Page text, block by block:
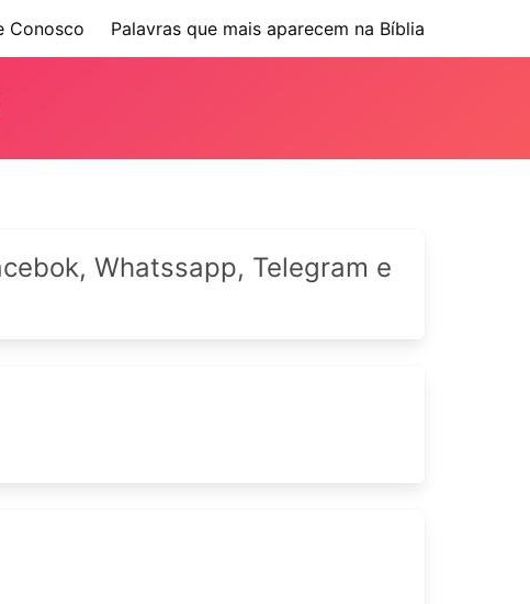
Conosco Palavras que mais aparecem na Bíblia
Whatssapp, Telegram e